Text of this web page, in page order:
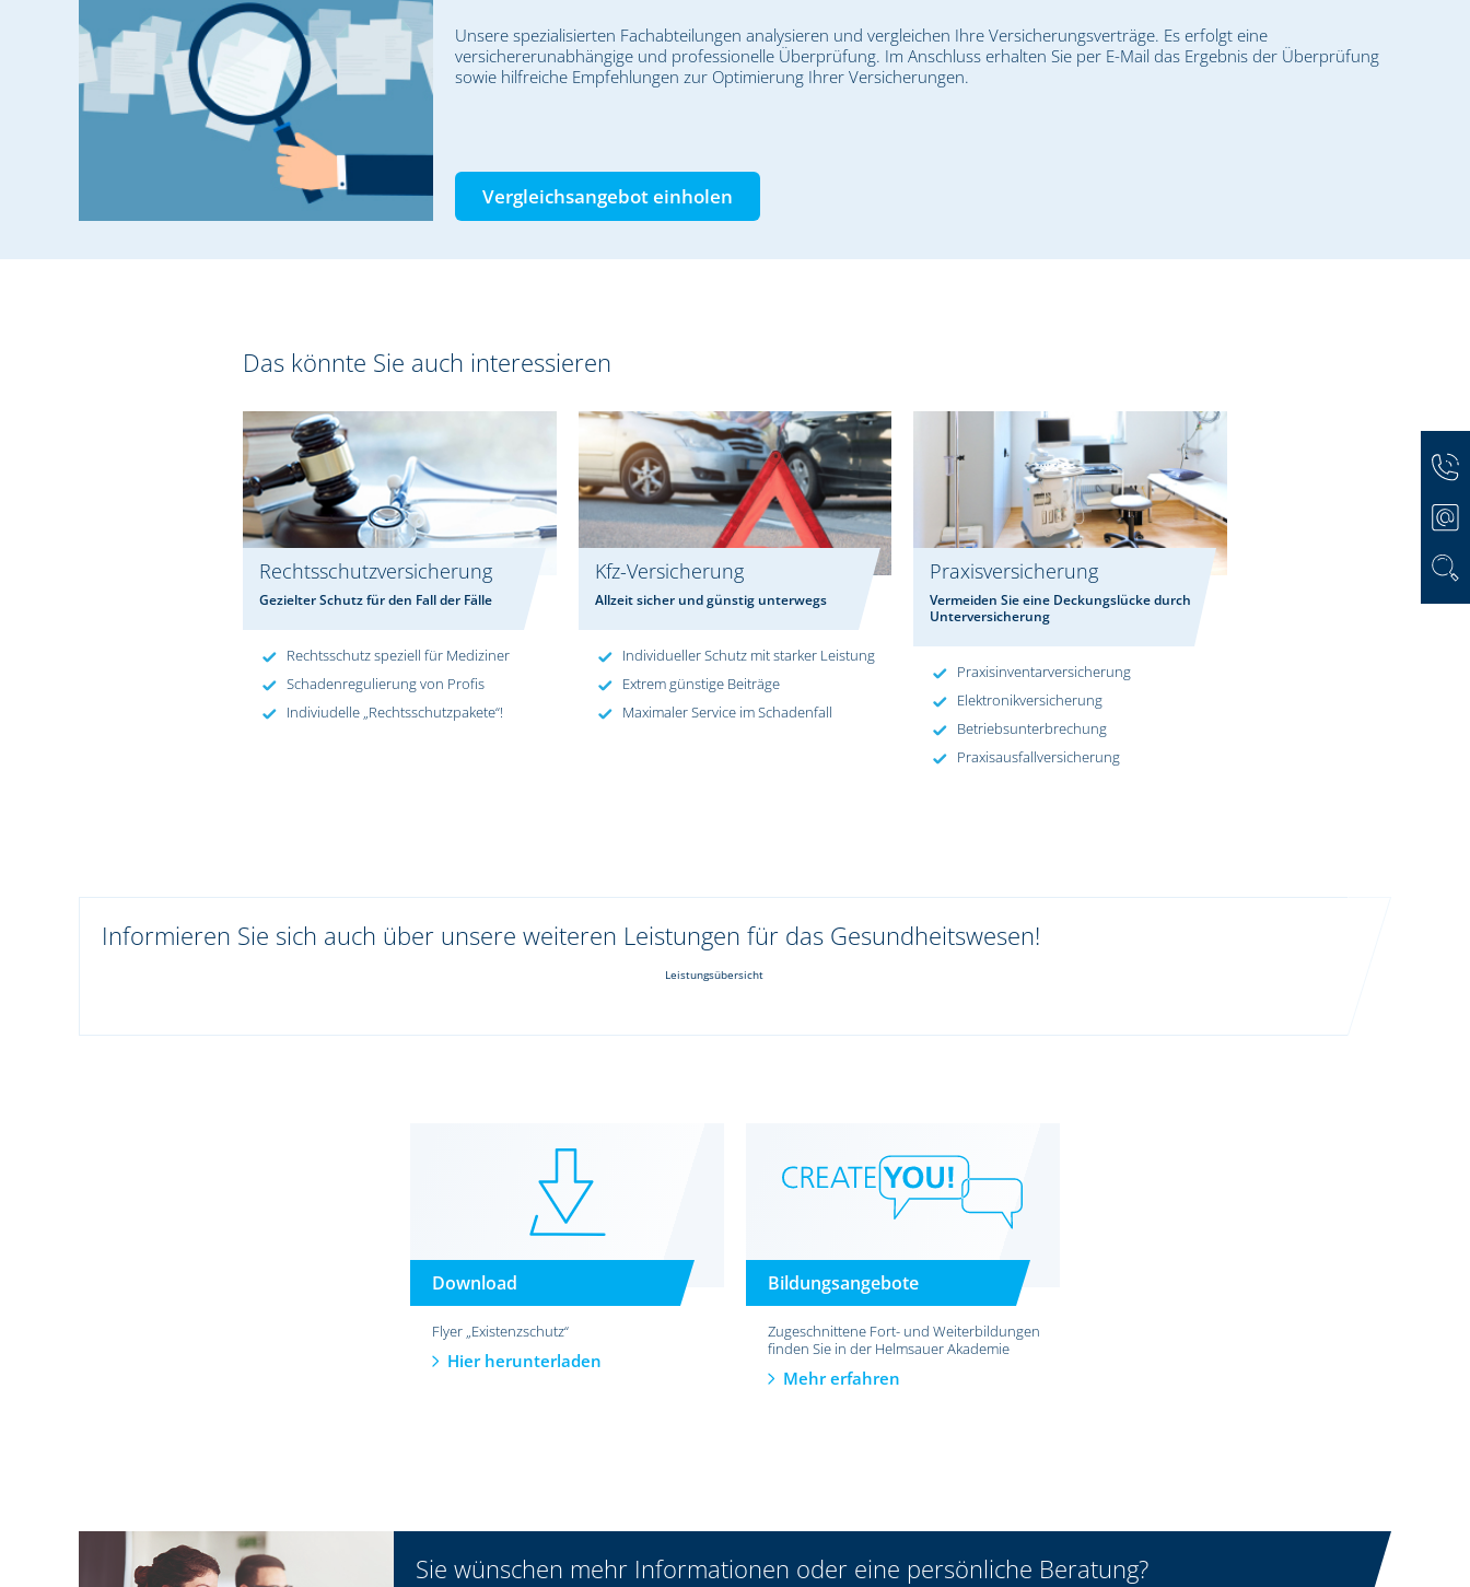
Unsere spezialisierten Fachabteilungen analysieren und vergleichen Ihre Versicherungsverträge. Es erfolgt eine
versichererunabhängige und professionelle Überprüfung. Im Anschluss erhalten Sie per E-Mail das Ergebnis der Überprüfung
sowie hilfreiche Empfehlungen zur Optimierung Ihrer Versicherungen.
Vergleichsangebot einholen
Das könnte Sie auch interessieren
Rechtsschutzversicherung
Gezielter Schutz für den Fall der Fälle
Rechtsschutz speziell für Mediziner
Schadenregulierung von Profis
Indiviudelle „Rechtsschutzpakete“!
Kfz-Versicherung
Allzeit sicher und günstig unterwegs
Individueller Schutz mit starker Leistung
Extrem günstige Beiträge
Maximaler Service im Schadenfall
Praxisversicherung
Vermeiden Sie eine Deckungslücke durch
Unterversicherung
Praxisinventarversicherung
Elektronikversicherung
Betriebsunterbrechung
Praxisausfallversicherung
Informieren Sie sich auch über unsere weiteren Leistungen für das Gesundheitswesen!
Leistungsübersicht
Download
Flyer „Existenzschutz“
Hier herunterladen
Bildungsangebote
Zugeschnittene Fort- und Weiterbildungen
finden Sie in der Helmsauer Akademie
Mehr erfahren
Sie wünschen mehr Informationen oder eine persönliche Beratung?